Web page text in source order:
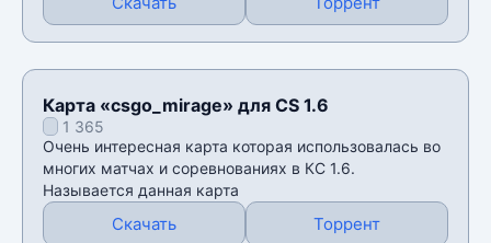
Карта «csgo_mirage» для CS 1.6
1 365
Очень интересная карта которая использовалась во
многих матчах и соревнованиях в КС 1.6.
Называется данная карта
Скачать Торрент